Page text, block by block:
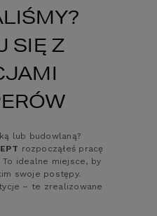
SIĘ Z
lub budowlaną?
rozpocząłeś pracę
idealne miejsce, by
swoje postępy.
– te zrealizowane